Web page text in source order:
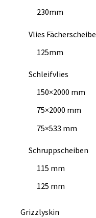
230mm
Vlies Fächerscheibe
125mm
Schleifvlies
150×2000 mm
75×2000 mm
75×533 mm
Schruppscheiben
115 mm
125 mm
Grizzlyskin